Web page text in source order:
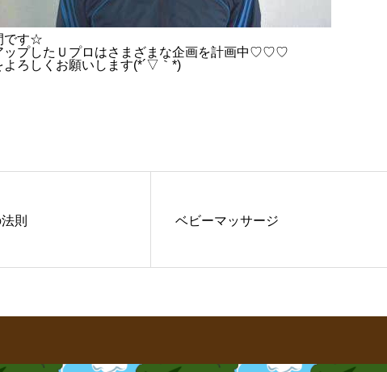
です☆
ップしたＵプロはさまざまな企画を計画中♡♡♡
よろしくお願いします(*´▽｀*)
則 ベビーマッサージ